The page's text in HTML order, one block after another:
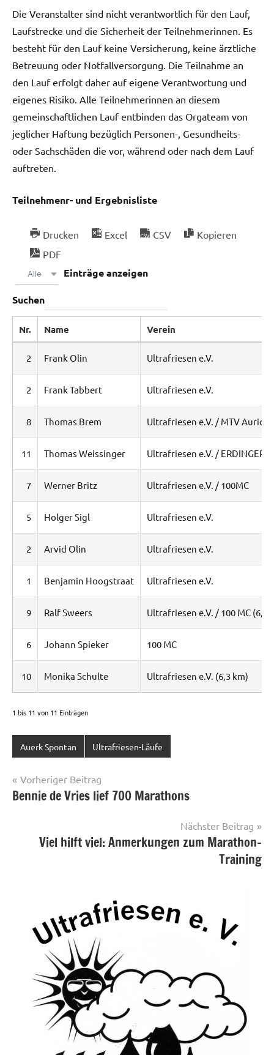
Die Veranstalter sind nicht verantwortlich für den Lauf,
Laufstrecke und die Sicherheit der Teilnehmerinnen. Es
besteht für den Lauf keine Versicherung, keine ärztliche
Betreuung oder Notfallversorgung. Die Teilnahme an
den Lauf erfolgt daher auf eigene Verantwortung und
eigenes Risiko. Alle Teilnehmerinnen an diesem
gemeinschaftlichen Lauf entbinden das Orgateam von
jeglicher Haftung bezüglich Personen-, Gesundheits-
oder Sachschäden die vor, während oder nach dem Lauf
auftreten.
Teilnehmenr- und Ergebnisliste
Drucken Excel CSV
Kopieren
PDF
Alle Einträge anzeigen
Suchen
Nr. Name Verein
2 Frank Olin Ultrafriesen e.V.
2 Frank Tabbert Ultrafriesen e.V.
8 Thomas Brem Ultrafriesen e.V. / MTV Aurich
11 Thomas Weissinger Ultrafriesen e.V. / ERDINGER
7 Werner Britz Ultrafriesen e.V. / 100MC
5 Holger Sigl Ultrafriesen e.V.
2 Arvid Olin Ultrafriesen e.V.
1 Benjamin Hoogstraat Ultrafriesen e.V.
9 Ralf Sweers Ultrafriesen e.V. / 100 MC (6,3
6 Johann Spieker 100 MC
10 Monika Schulte Ultrafriesen e.V. (6,3 km)
1 bis 11 von 11 Einträgen
Auerk Spontan Ultrafriesen-Läufe
Beitragsnavigation
Vorheriger Beitrag
Bennie de Vries lief 700 Marathons
Nächster Beitrag
Viel hilft viel: Anmerkungen zum Marathon-
Training